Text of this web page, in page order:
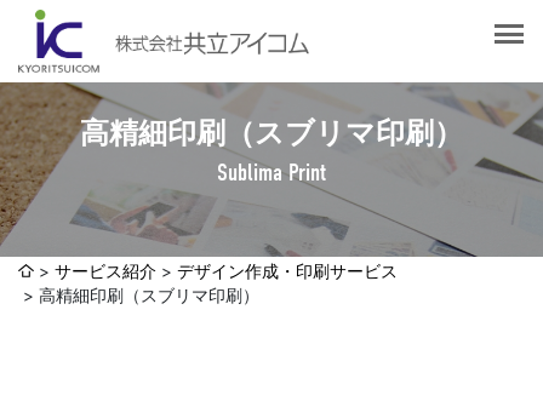
高精細印刷（スブリマ印刷）
Sublima Print
会社概要
企業理念
認証取得
SDGsへの取り組みについて
選ばれる理由
サービス紹介
Web制作・ホームページ制作
システム開発
デザイン作成・印刷サービス
制作実績
サービス紹介
デザイン作成・印刷サービス
高精細印刷（スブリマ印刷）